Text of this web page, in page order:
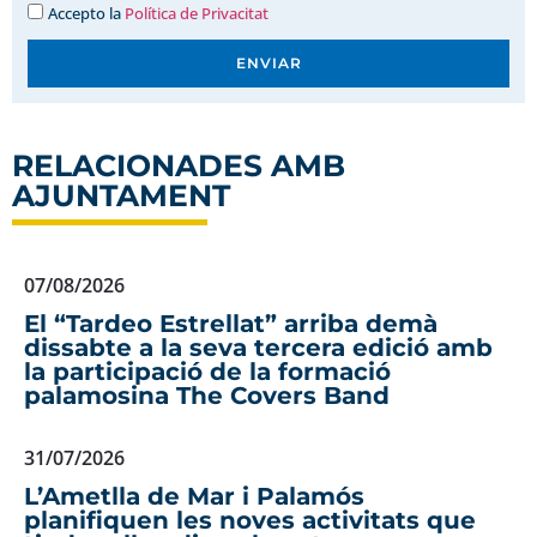
Accepto la Política de Privacitat
ENVIAR
RELACIONADES AMB
AJUNTAMENT
07/08/2026
El “Tardeo Estrellat” arriba demà
dissabte a la seva tercera edició amb
la participació de la formació
palamosina The Covers Band
31/07/2026
L’Ametlla de Mar i Palamós
planifiquen les noves activitats que